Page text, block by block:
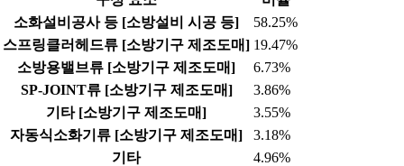
소화설비공사 등 [소방설비 시공 등]
58.25%
스프링클러헤드류 [소방기구 제조도매] 19.47%
소방용밸브류 [소방기구 제조도매]
6.73%
SP-JOINT류 [소방기구 제조도매]
3.86%
기타 [소방기구 제조도매]
3.55%
자동식소화기류 [소방기구 제조도매]
3.18%
기타
4.96%